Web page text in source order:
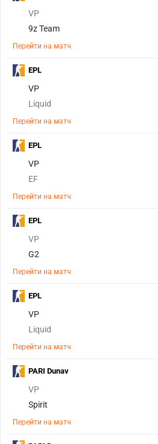
VP
9z Team
Перейти на матч
VP
Liquid
Перейти на матч
EPL
VP
EF
Перейти на матч
EPL
VP
G2
Перейти на матч
EPL
VP
Liquid
Перейти на матч
EPL
VP
Spirit
Перейти на матч
PARI Dunav